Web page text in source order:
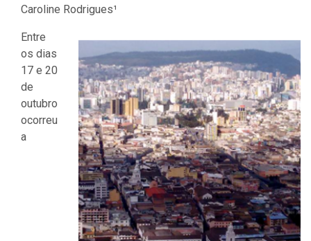
Caroline Rodrigues¹
Entre
os dias
17 e 20
de
outubro
ocorreu
a